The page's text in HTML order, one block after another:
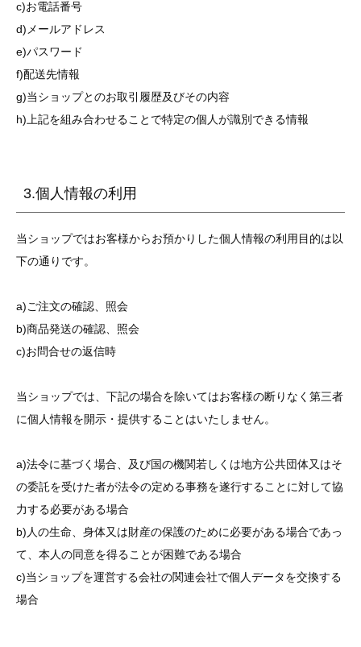
c)お電話番号
d)メールアドレス
e)パスワード
f)配送先情報
g)当ショップとのお取引履歴及びその内容
h)上記を組み合わせることで特定の個人が識別できる情報
3.個人情報の利用
当ショップではお客様からお預かりした個人情報の利用目的は以
下の通りです。
a)ご注文の確認、照会
b)商品発送の確認、照会
c)お問合せの返信時
当ショップでは、下記の場合を除いてはお客様の断りなく第三者
に個人情報を開示・提供することはいたしません。
a)法令に基づく場合、及び国の機関若しくは地方公共団体又はそ
の委託を受けた者が法令の定める事務を遂行することに対して協
力する必要がある場合
b)人の生命、身体又は財産の保護のために必要がある場合であっ
て、本人の同意を得ることが困難である場合
c)当ショップを運営する会社の関連会社で個人データを交換する
場合